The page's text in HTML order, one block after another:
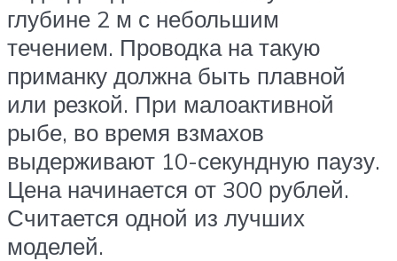
глубине 2 м с небольшим
течением. Проводка на такую
приманку должна быть плавной
или резкой. При малоактивной
рыбе, во время взмахов
выдерживают 10-секундную паузу.
Цена начинается от 300 рублей.
Считается одной из лучших
моделей.